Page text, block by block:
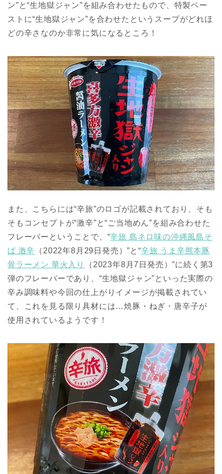
ン”と“生地獄ジャン”を組み合わせたもので、特製ペー
ストに“生地獄ジャン”を合わせたというスープがどれほ
どの辛さなのか非常に気になるところ！
また、こちらには“辛旅”のロゴが記載されており、そも
そもコンセプトが“激辛”と“ご当地めん”を組み合わせた
フレーバーということで、“辛旅 島ネロ味の沖縄風島そ
ば 激辛 （2022年8月29日発売）”と“辛旅 うま辛熊本豚
骨ラーメン 華火入り
（2023年8月7日発売）”に続く第3
弾のフレーバーであり、“生地獄ジャン”といった実際の
辛み調味料や今回の仕上がりイメージが掲載されてい
て、これを見る限り具材には…焼豚・ねぎ・唐辛子が
使用されているようです！